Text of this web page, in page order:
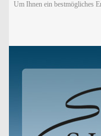
Um Ihnen ein bestmögliches